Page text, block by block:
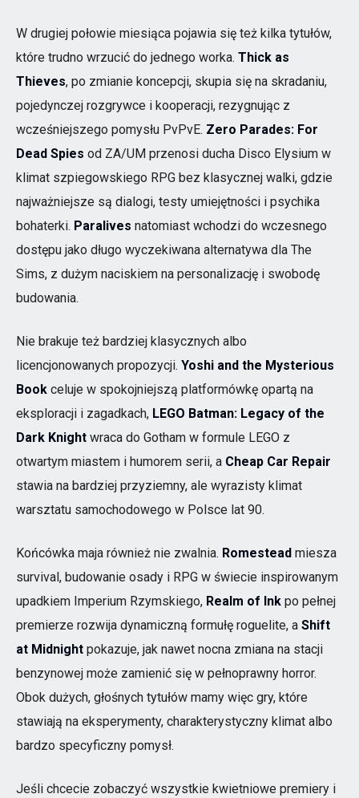
W drugiej połowie miesiąca pojawia się też kilka tytułów,
które trudno wrzucić do jednego worka. Thick as
Thieves, po zmianie koncepcji, skupia się na skradaniu,
pojedynczej rozgrywce i kooperacji, rezygnując z
wcześniejszego pomysłu PvPvE. Zero Parades: For
Dead Spies od ZA/UM przenosi ducha Disco Elysium w
klimat szpiegowskiego RPG bez klasycznej walki, gdzie
najważniejsze są dialogi, testy umiejętności i psychika
bohaterki. Paralives natomiast wchodzi do wczesnego
dostępu jako długo wyczekiwana alternatywa dla The
Sims, z dużym naciskiem na personalizację i swobodę
budowania.
Nie brakuje też bardziej klasycznych albo
licencjonowanych propozycji. Yoshi and the Mysterious
Book celuje w spokojniejszą platformówkę opartą na
eksploracji i zagadkach, LEGO Batman: Legacy of the
Dark Knight wraca do Gotham w formule LEGO z
otwartym miastem i humorem serii, a Cheap Car Repair
stawia na bardziej przyziemny, ale wyrazisty klimat
warsztatu samochodowego w Polsce lat 90.
Końcówka maja również nie zwalnia. Romestead miesza
survival, budowanie osady i RPG w świecie inspirowanym
upadkiem Imperium Rzymskiego, Realm of Ink po pełnej
premierze rozwija dynamiczną formułę roguelite, a Shift
at Midnight pokazuje, jak nawet nocna zmiana na stacji
benzynowej może zamienić się w pełnoprawny horror.
Obok dużych, głośnych tytułów mamy więc gry, które
stawiają na eksperymenty, charakterystyczny klimat albo
bardzo specyficzny pomysł.
Jeśli chcecie zobaczyć wszystkie kwietniowe premiery i